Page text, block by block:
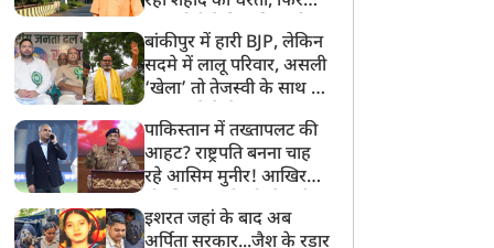
पीढ़ियों का दर्द
बांकीपुर में हारी BJP, लेकिन
सदमे में लालू परिवार, असली
‘खेला’ तो तेजस्वी के साथ हो
पाकिस्तान में तख्तापलट की
आहट? राष्ट्रपति बनना चाह
रहे आसिम मुनीर! आखिर
बनाया मोहरा?
इशरत जहां के बाद अब
अर्पिता सरकार...जैश के रडार